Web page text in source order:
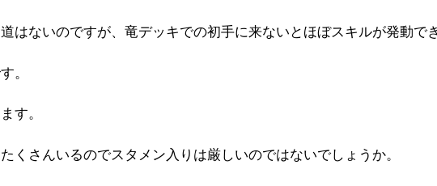
はないのですが、竜デッキでの初手に来ないとほぼスキルが発動で
。
す。
くさんいるのでスタメン入りは厳しいのではないでしょうか。